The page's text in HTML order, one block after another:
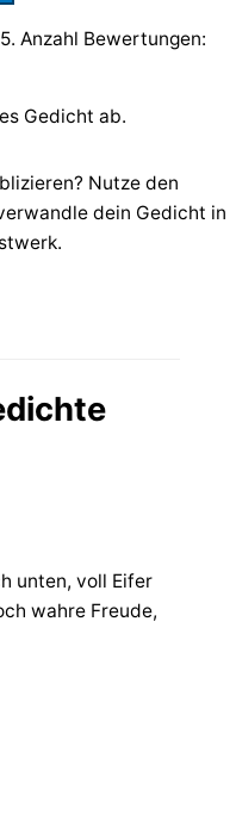
Anzahl Bewertungen:
Gedicht ab.
Nutze den
dein Gedicht in
unten, voll Eifer
wahre Freude,